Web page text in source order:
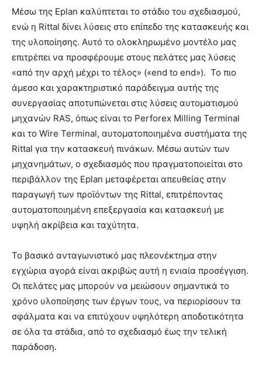
Μέσω της Eplan καλύπτεται το στάδιο του σχεδιασμού,
ενώ η Rittal δίνει λύσεις στο επίπεδο της κατασκευής και
της υλοποίησης. Αυτό το ολοκληρωμένο μοντέλο μας
επιτρέπει να προσφέρουμε στους πελάτες μας λύσεις
«από την αρχή μέχρι το τέλος» («end to end»). Το πιο
άμεσο και χαρακτηριστικό παράδειγμα αυτής της
συνεργασίας αποτυπώνεται στις λύσεις αυτοματισμού
μηχανών RAS, όπως είναι το Perforex Milling Terminal
και το Wire Terminal, αυτοματοποιημένα συστήματα της
Rittal για την κατασκευή πινάκων. Μέσω αυτών των
μηχανημάτων, ο σχεδιασμός που πραγματοποιείται στο
περιβάλλον της Eplan μεταφέρεται απευθείας στην
παραγωγή των προϊόντων της Rittal, επιτρέποντας
αυτοματοποιημένη επεξεργασία και κατασκευή με
υψηλή ακρίβεια και ταχύτητα.
Το βασικό ανταγωνιστικό μας πλεονέκτημα στην
εγχώρια αγορά είναι ακριβώς αυτή η ενιαία προσέγγιση.
Οι πελάτες μας μπορούν να μειώσουν σημαντικά το
χρόνο υλοποίησης των έργων τους, να περιορίσουν τα
σφάλματα και να επιτύχουν υψηλότερη αποδοτικότητα
σε όλα τα στάδια, από το σχεδιασμό έως την τελική
παράδοση.